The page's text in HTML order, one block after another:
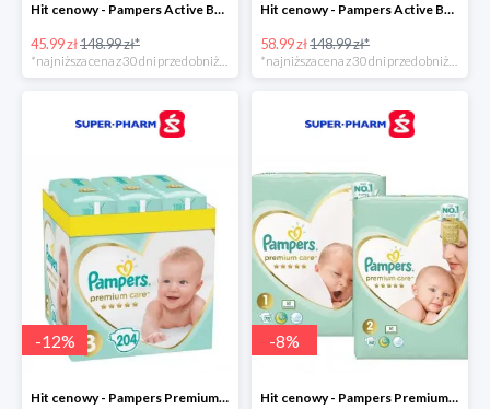
Hit cenowy - Pampers Active Baby 6
45.99 zł148.99 zł*
*najniższa cena z 30 dni przed obniżką
Hit cenowy - Pampers Active Baby 7
58.99 zł148.99 zł*
*najniższa cena z 30 dni przed obniżką
-12%
Hit cenowy - Pampers Premium Care 3
-8%
Hit cenowy - Pampers Premium Care 1+2